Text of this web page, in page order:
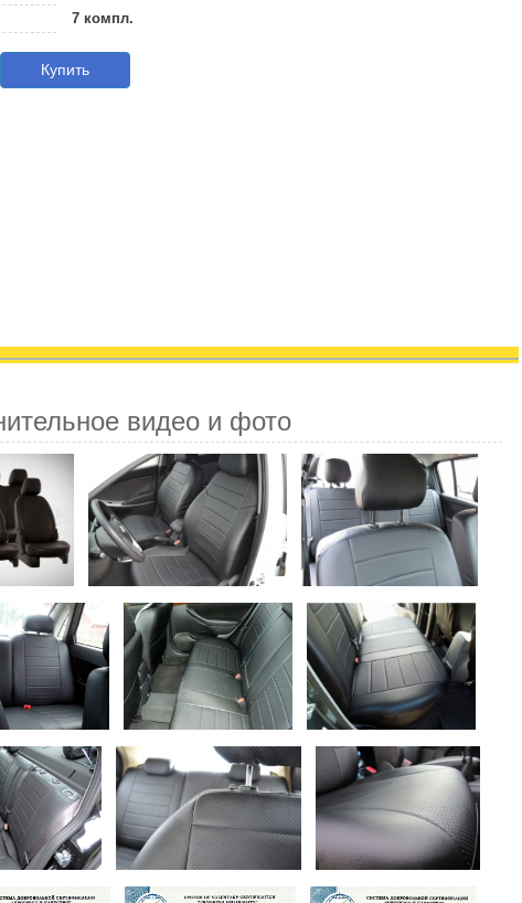
7 компл.
Купить
видео и фото